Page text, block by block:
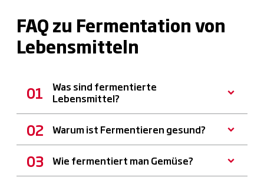
FAQ zu Fermentation von
Lebensmitteln
Was sind fermentierte
Lebensmittel?
Warum ist Fermentieren gesund?
Wie fermentiert man Gemüse?